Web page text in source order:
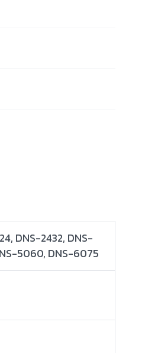
DNS-2432, DNS-
5060, DNS-6075